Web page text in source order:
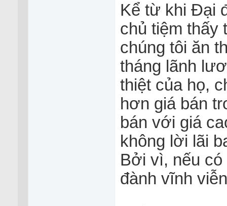
Kể từ khi Đại
chủ tiệm thấy
chúng tôi ăn
tháng lãnh
thiệt của họ,
hơn giá bán
bán với giá
không lời lãi
Bởi vì, nếu
đành vĩnh